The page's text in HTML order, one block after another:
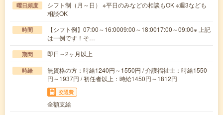
曜日頻度
シフト制（月～日） ※平日のみなどの相談もOK ※週3なども
相談OK
時間
【シフト例】07:00～16:0009:00～18:0017:00～09:00※ 上記
は一例です！そ…
期間 即日～2ヶ月以上
時給
無資格の方：時給1240円～1550円 / 介護福祉士：時給1550
円～1937円 / 初任者以上：時給1450円～1812円
交通費
全額支給